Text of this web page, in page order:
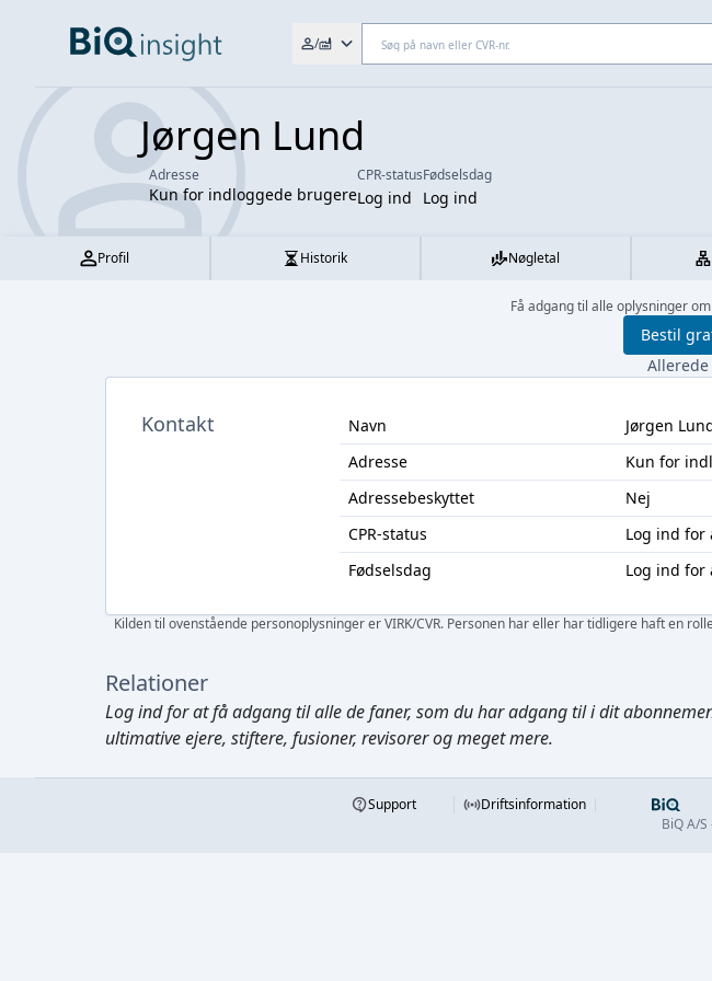
/
Jørgen Lund
Adresse
Kun for indloggede brugere
CPR-status
Log ind
Fødselsdag
Log ind
Profil Historik Nøgletal
Få adgang til alle oplysninger
Bestil
Allerede
Kontakt Navn
Jørgen
Adresse
Kun for
Adressebeskyttet
Nej
CPR-status
Log ind for
Fødselsdag
Log ind for
Kilden til ovenstående personoplysninger er VIRK/CVR. Personen har eller har tidligere haft en
Relationer
Log indfor at få adgang til alle de faner, som du har adgang til i dit
ultimative ejere, stiftere, fusioner, revisorer og meget mere.
Support
Driftsinformation
BiQ A/S